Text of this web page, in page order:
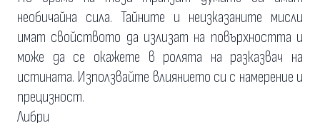
необичайна сила. Тайните и неизказаните мисли
имат свойството да излизат на повърхността и
може да се окажете в ролята на разказвач на
истината. Използвайте влиянието си с намерение и
прецизност.
Либри